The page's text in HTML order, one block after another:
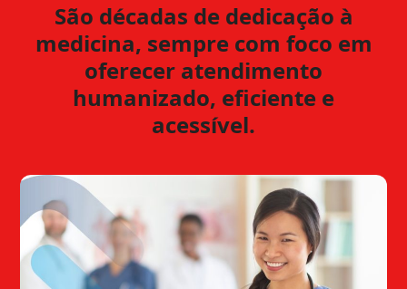
São décadas de dedicação à
medicina, sempre com foco em
oferecer atendimento
humanizado, eficiente e
acessível.